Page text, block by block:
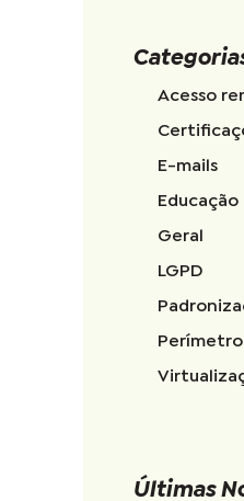
Acesso
E-mails
Educação
Geral
LGPD
Perímetro
Últimas